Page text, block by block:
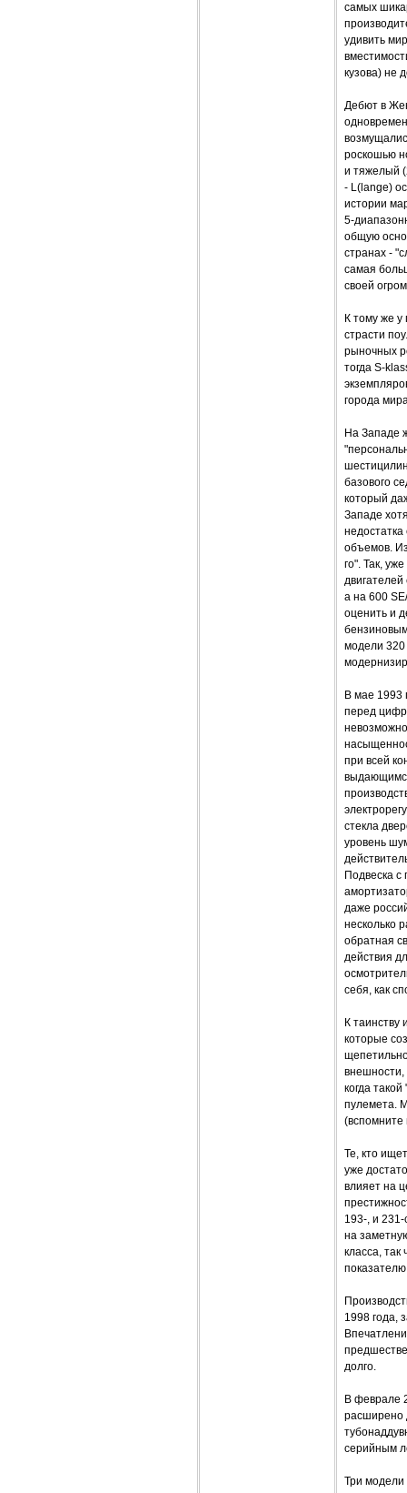
самых
удивить
кузова) не
Дебют в
роскошью
и тяжелый
- L(lange)
истории
5-
общую
странах -
самая
своей
К тому же
страсти
рыночных
тогда S-
города
На Западе
базового
который
Западе
объемов.
го". Так,
а на 600
оценить и
модели 320
В мае 1993
перед
при всей
стекла
уровень
Подвеска с
даже
несколько
обратная
действия
себя, как
К
которые
внешности,
когда
пулемета.
(вспомните
Те, кто
уже
влияет на
193-, и
на
класса,
1998 года,
долго.
В феврале
расширено
серийным
Три модели